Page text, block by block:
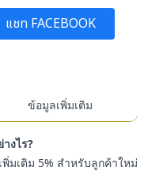
แชท FACEBOOK
ข้อมูลเพิ่มเติม
งไร?
มเติม 5% สำหรับลูกค้าใหม่